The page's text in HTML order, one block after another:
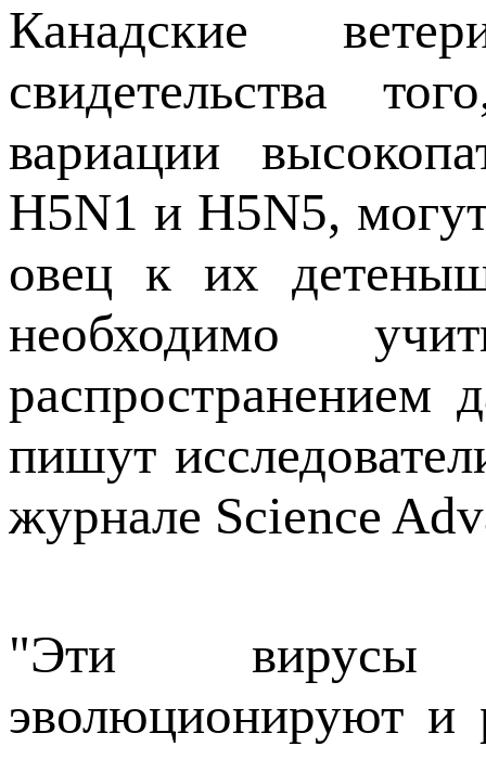
Канадские
свидетельства
вариации
H5N1 и H5N5,
овец к их
необходимо
распространением
пишут
журнале Science
"Эти вирусы
эволюционируют и